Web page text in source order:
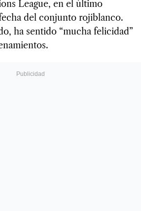
League, en el último
del conjunto rojiblanco.
ha sentido “mucha felicidad”